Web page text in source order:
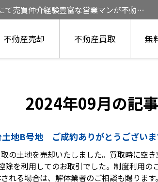
売買仲介経験豊富な営業マンが不動産
不動産売却 不動産買取 無
2024年09月の記
地B号地 ご成約ありがとうござい
の土地を売却いたしました。買取時に空
除を利用してのお取引でした。制度利用の
れる場合は、解体業者のご相談も賜りま